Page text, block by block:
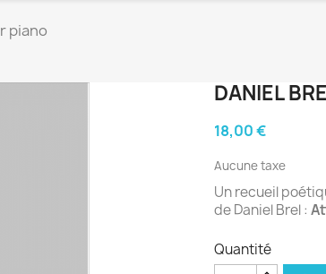
piano
DANIEL
18,00 €
Aucune taxe
Un recueil
de Daniel Brel :
Quantité